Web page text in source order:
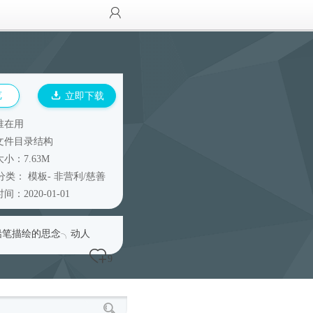
立即下载
在用
件目录结构
小：7.63M
类： 模板- 非营利/慈善
间：2020-01-01
笔描绘的思念╮动人
9